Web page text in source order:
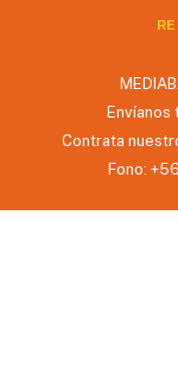
Envíanos
Contrata
Fono: